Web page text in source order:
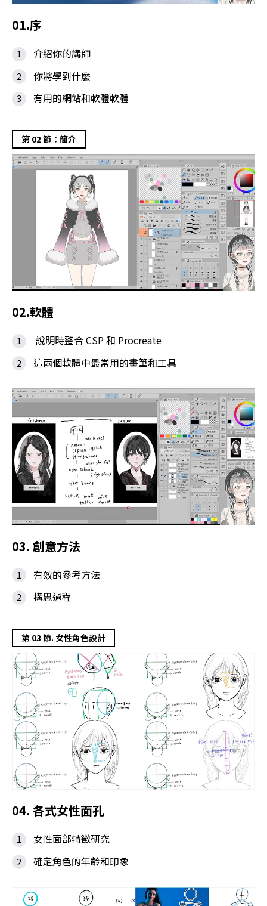
01.序
介紹你的講師
你將學到什麼
有用的網站和軟體軟體
第 02 節：簡介
02.軟體
說明時整合 CSP 和 Procreate
這兩個軟體中最常用的畫筆和工具
03. 創意方法
有效的參考方法
構思過程
第 03 節. 女性角色設計
04. 各式女性面孔
女性面部特徵研究
確定角色的年齡和印象